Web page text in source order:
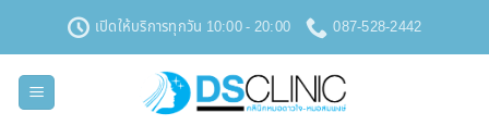
เนื้อหา
เปิดให้บริการทุกวัน 10:00 - 20:00 087-528-2442